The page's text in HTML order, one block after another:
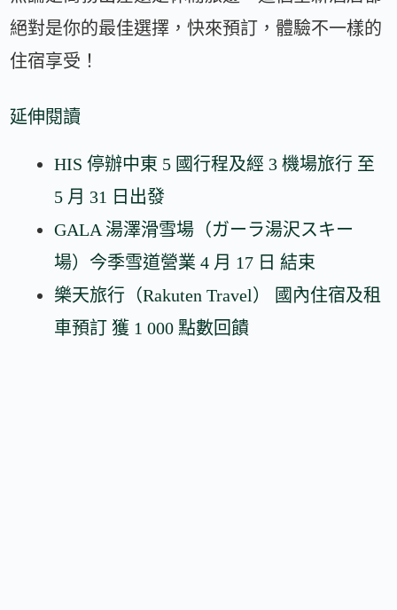
絕對是你的最佳選擇，快來預訂，體驗不一樣的
住宿享受！
延伸閱讀
HIS 停辦中東 5 國行程及經 3 機場旅行 至
5 月 31 日出發
GALA 湯澤滑雪場（ガーラ湯沢スキー
場）今季雪道營業 4 月 17 日 結束
樂天旅行（Rakuten Travel） 國內住宿及租
車預訂 獲 1 000 點數回饋